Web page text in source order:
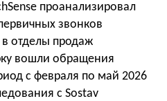
проанализировал
звонков
в отделы продаж
вошли обращения
с февраля по май 2026
с Sostav